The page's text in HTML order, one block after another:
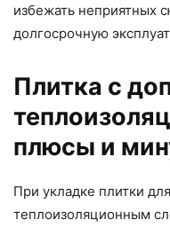
избежать неприятных
долгосрочную
Плитка с
плюсы и
При укладке плитки
теплоизоляционным